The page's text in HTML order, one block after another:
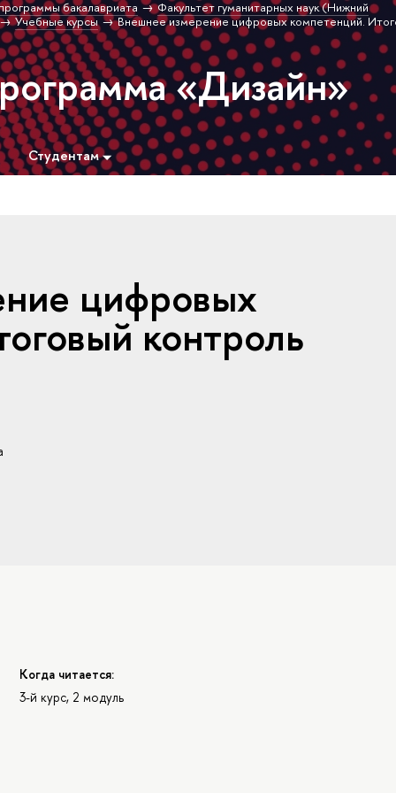
бакалавриата
Факультет гуманитарных наук (Нижний
Учебные курсы
Внешнее измерение цифровых компетенций.
«Дизайн»
Студентам
цифровых
контроль
Когда читается:
3-й курс, 2 модуль